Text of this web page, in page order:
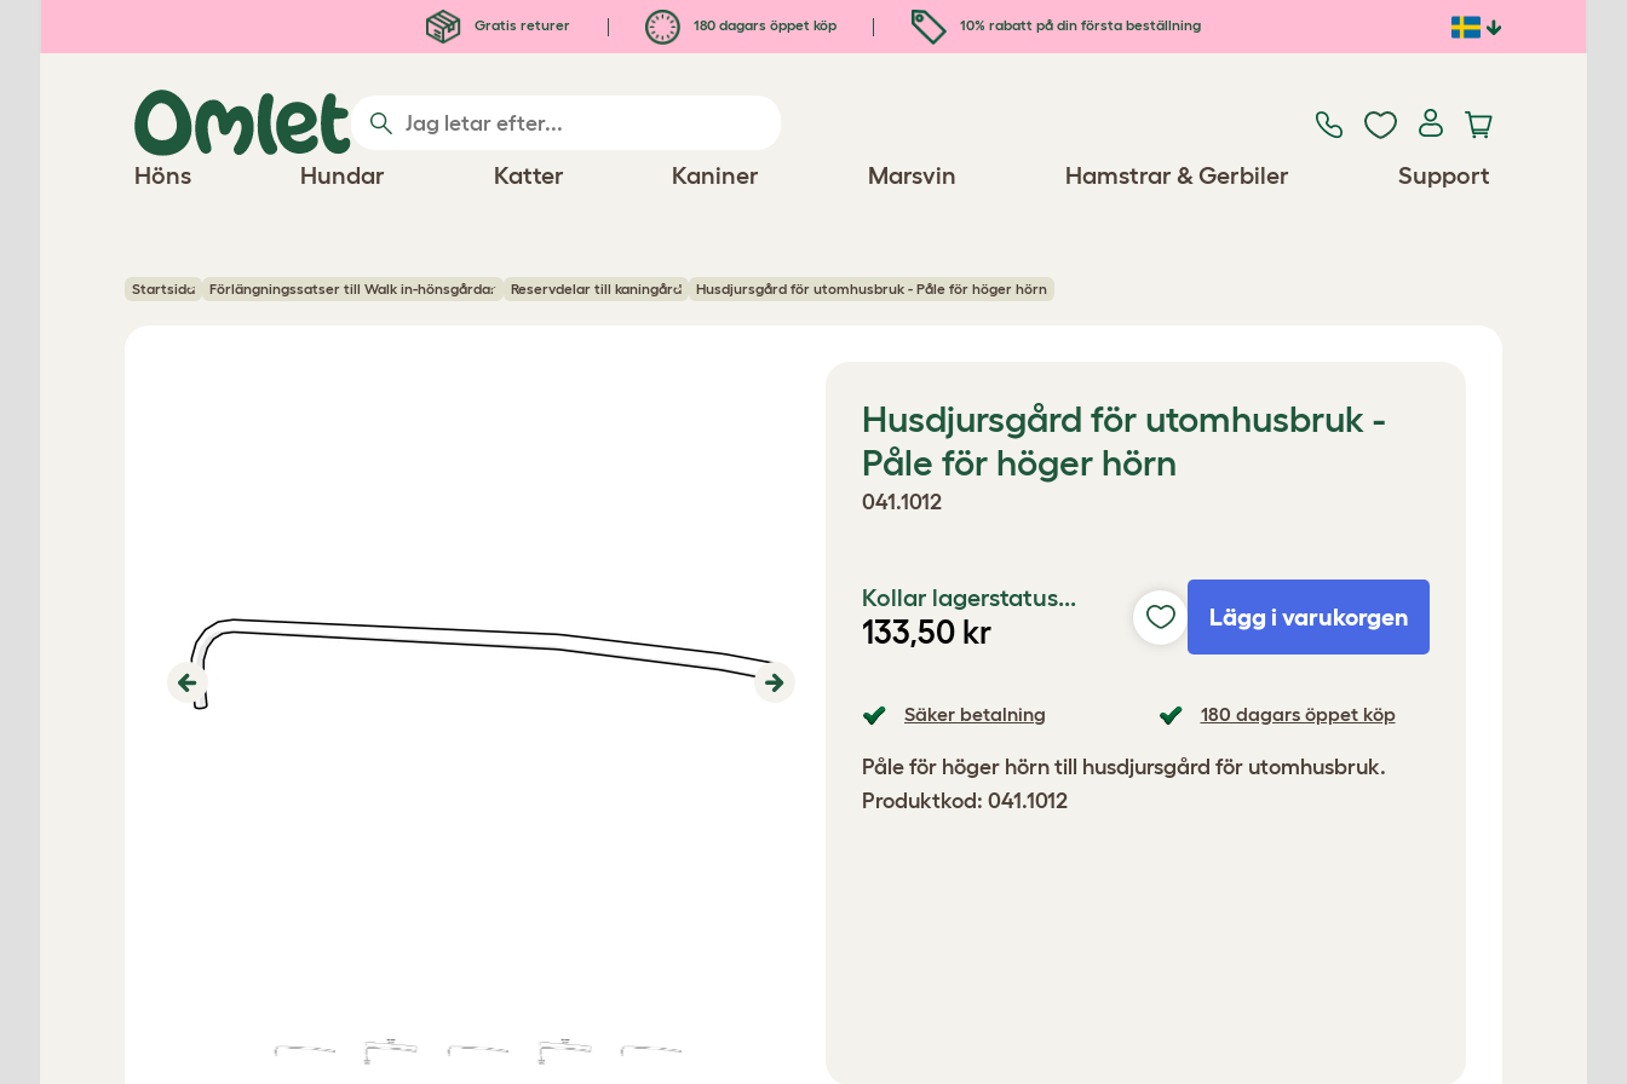
Gratis returer 180 dagars öppet köp 10% rabatt på din första beställning
Höns Hundar Katter Kaniner Marsvin Hamstrar & Gerbiler Support
Startsida Förlängningssatser till Walk in-hönsgårdar Reservdelar till kaningård Husdjursgård för utomhusbruk - Påle för höger hörn
Previous Next
Husdjursgård för utomhusbruk -
Påle för höger hörn
041.1012
Kollar lagerstatus...
133,50 kr Lägg i varukorgen
Säker betalning 180 dagars öppet köp
Påle för höger hörn till husdjursgård för utomhusbruk.
Produktkod: 041.1012